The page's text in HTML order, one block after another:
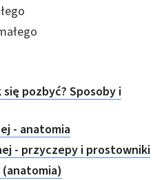
pozbyć? Sposoby i
- anatomia
- przyczepy i prostowniki